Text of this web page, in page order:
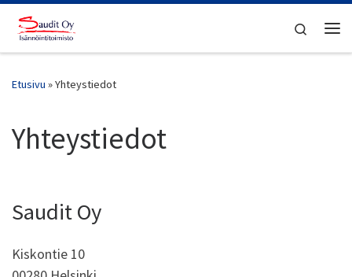
Skip to content
Search
Etusivu »Yhteystiedot
Yhteystiedot
Saudit Oy
Kiskontie 10